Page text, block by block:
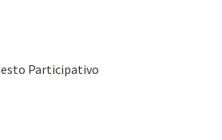
Participativo